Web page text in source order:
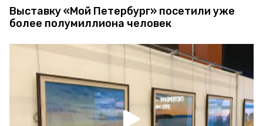
Выставку «Мой Петербург» посетили уже
более полумиллиона человек